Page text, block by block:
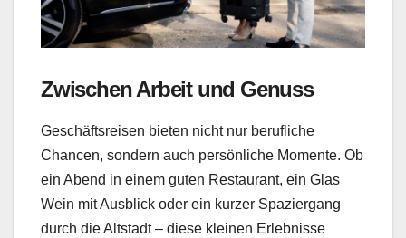
Zwischen Arbeit und Genuss
Geschäftsreisen bieten nicht nur berufliche
Chancen, sondern auch persönliche Momente. Ob
ein Abend in einem guten Restaurant, ein Glas
Wein mit Ausblick oder ein kurzer Spaziergang
durch die Altstadt – diese kleinen Erlebnisse